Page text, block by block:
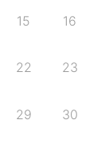
15 16
22 23
29 30